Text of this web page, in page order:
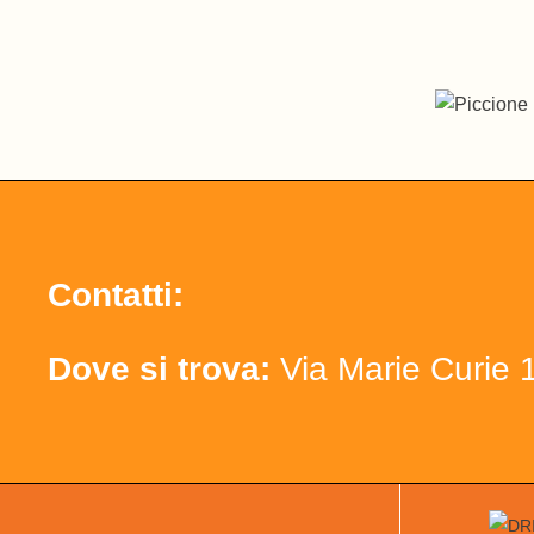
Contatti:
Dove si trova: Via Marie Curie